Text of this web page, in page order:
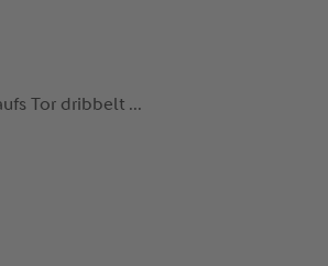
Tor dribbelt ...